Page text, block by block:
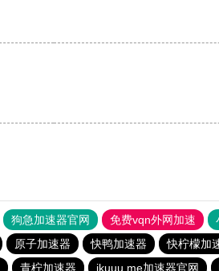
狗急加速器官网 免费vqn外网加速
原子加速器 快鸭加速器 快柠檬加
青柠加速器 ikuuu.me加速器官网